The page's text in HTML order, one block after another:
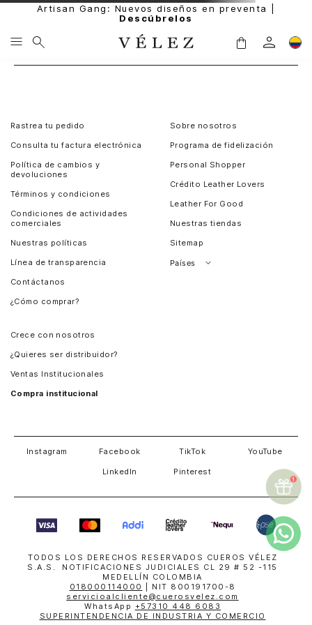
Artisan Gang: Nuevos diseños en preventa |
Descúbrelos
Rastrea tu pedido
Consulta tu factura electrónica
Política de cambios y
devoluciones
Términos y condiciones
Condiciones de actividades
comerciales
Nuestras políticas
Línea de transparencia
Contáctanos
¿Cómo comprar?
Sobre nosotros
Programa de fidelización
Personal Shopper
Crédito Leather Lovers
Leather For Good
Nuestras tiendas
Sitemap
Países
Crece con nosotros
¿Quieres ser distribuidor?
Ventas Institucionales
Compra institucional
Instagram Facebook TikTok YouTube
LinkedIn Pinterest
TODOS LOS DERECHOS RESERVADOS CUEROS VÉLEZ
S.A.S. NOTIFICACIONES JUDICIALES CL 29 # 52 -115
MEDELLÍN COLOMBIA
018000114000
| NIT 800191700-8
servicioalcliente@cuerosvelez.com
WhatsApp +57310 448 6083
SUPERINTENDENCIA DE INDUSTRIA Y COMERCIO